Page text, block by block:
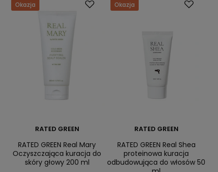
Okazja
RATED GREEN
RATED GREEN Real Mary
Oczyszczająca kuracja do
skóry głowy 200 ml
Okazja
RATED GREEN
RATED GREEN Real Shea
proteinowa kuracja
odbudowująca do włosów 50